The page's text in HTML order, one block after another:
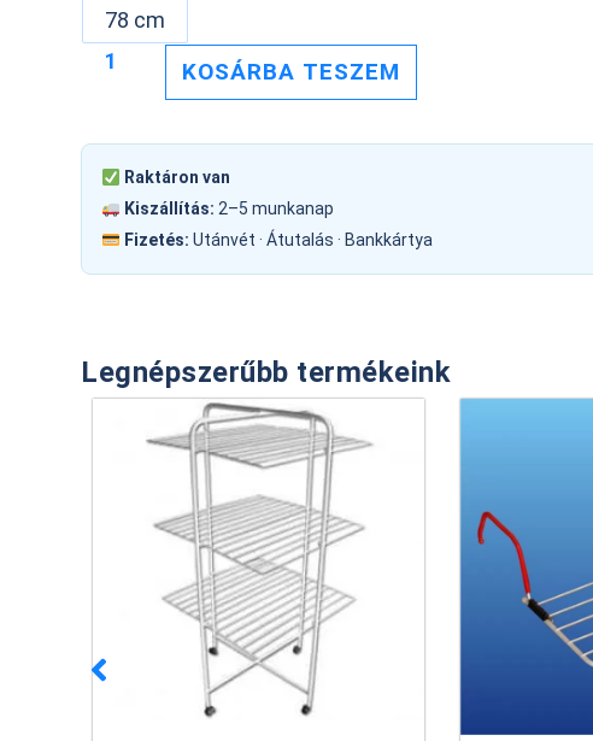
78 cm
KOSÁRBA TESZEM
Raktáron van
Kiszállítás: 2–5 munkanap
Fizetés: Utánvét · Átutalás · Bankkártya
Legnépszerűbb termékeink